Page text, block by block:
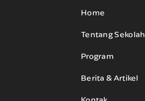
Home
Tentang Sekolah
Program
Berita & Artikel